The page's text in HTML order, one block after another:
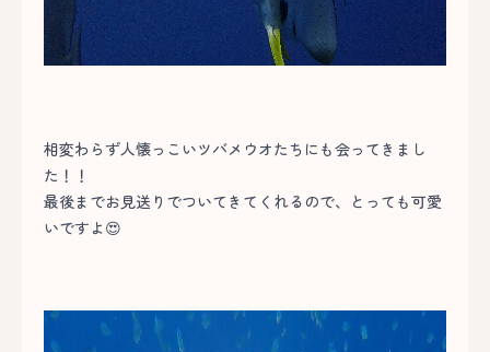
相変わらず人懐っこいツバメウオたちにも会ってきまし
た！！
最後までお見送りでついてきてくれるので、とっても可愛
いですよ😍